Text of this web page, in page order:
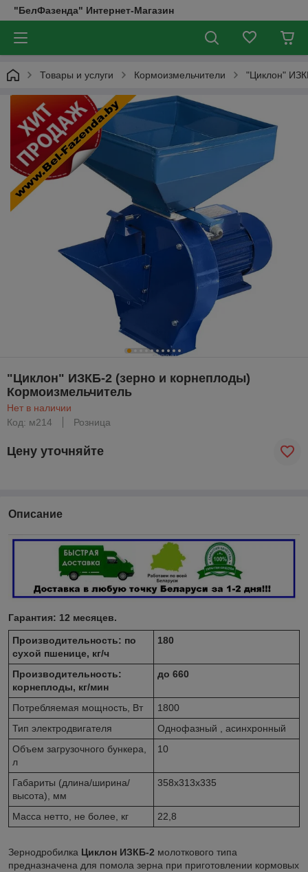
"БелФазенда" Интернет-Магазин
Товары и услуги Кормоизмельчители "Циклон"
"Циклон" ИЗКБ-2 (зерно и корнеплоды)
Кормоизмельчитель
Нет в наличии
Код: м214
Розница
Цену уточняйте
Описание
Гарантия: 12 месяцев.
Производительность: по
сухой пшенице, кг/ч
180
Производительность:
корнеплоды, кг/мин
до 660
Потребляемая мощность, Вт
1800
Тип электродвигателя
Однофазный , асинхронный
Объем загрузочного бункера,
л
10
Габариты (длина/ширина/
высота), мм
358х313х335
Масса нетто, не более, кг 22,8
Зернодробилка Циклон ИЗКБ-2 молоткового типа
предназначена для помола зерна при приготовлении кормовых